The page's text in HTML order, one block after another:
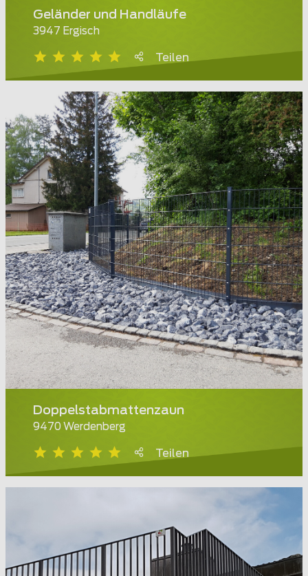
Geländer und Handläufe
3947 Ergisch
Teilen
Doppelstabmattenzaun
9470 Werdenberg
Teilen